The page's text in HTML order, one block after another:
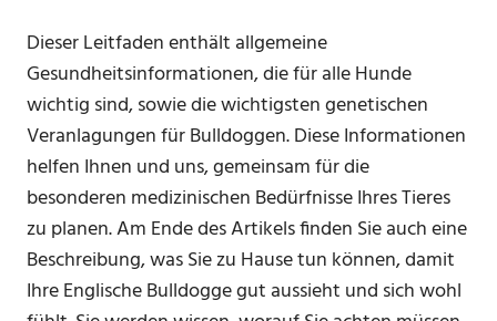
Dieser Leitfaden enthält allgemeine
Gesundheitsinformationen, die für alle Hunde
wichtig sind, sowie die wichtigsten genetischen
Veranlagungen für Bulldoggen. Diese Informationen
helfen Ihnen und uns, gemeinsam für die
besonderen medizinischen Bedürfnisse Ihres Tieres
zu planen. Am Ende des Artikels finden Sie auch eine
Beschreibung, was Sie zu Hause tun können, damit
Ihre Englische Bulldogge gut aussieht und sich wohl